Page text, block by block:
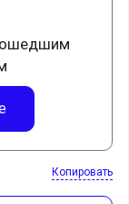
Копировать